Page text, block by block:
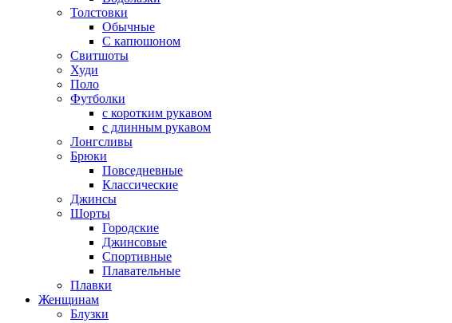
Толстовки
Обычные
С капюшоном
Свитшоты
Худи
Поло
Футболки
с коротким рукавом
с длинным рукавом
Лонгсливы
Брюки
Повседневные
Классические
Джинсы
Шорты
Городские
Джинсовые
Спортивные
Плавательные
Плавки
Женщинам
Блузки